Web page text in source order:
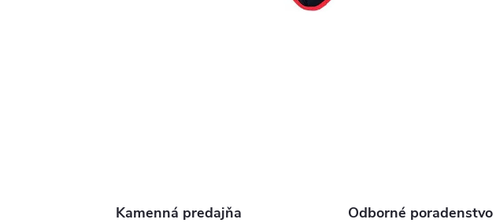
Kamenná predajňa Odborné poradenstvo